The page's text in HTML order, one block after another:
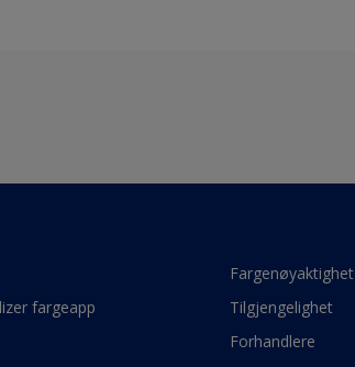
fargeapp
Fargenøyaktighet
Tilgjengelighet
Forhandlere